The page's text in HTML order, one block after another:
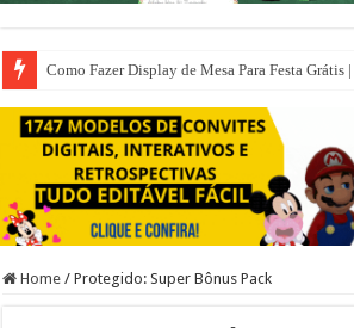
Como Fazer Display de Mesa Para Festa
Home / Protegido: Super Bônus Pack